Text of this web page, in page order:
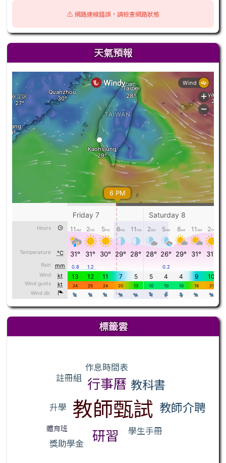
⚠️ 網路連線錯誤，請檢查網路狀態
天氣預報
標籤雲
作息時間表
註冊組 行事曆 教科書
升學 教師甄試 教師介聘
體育班 研習
學生手冊
獎助學金